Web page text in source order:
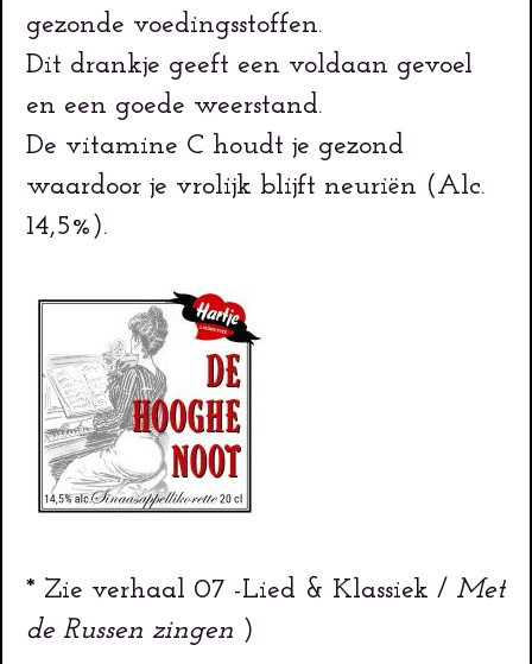
gezonde voedingsstoffen.
Dit drankje geeft een voldaan gevoel
en een goede weerstand.
De vitamine C houdt je gezond
waardoor je vrolijk blijft neuriën (Alc.
14,5%).
* Zie verhaal 07 -Lied & Klassiek / Met
de Russen zingen )